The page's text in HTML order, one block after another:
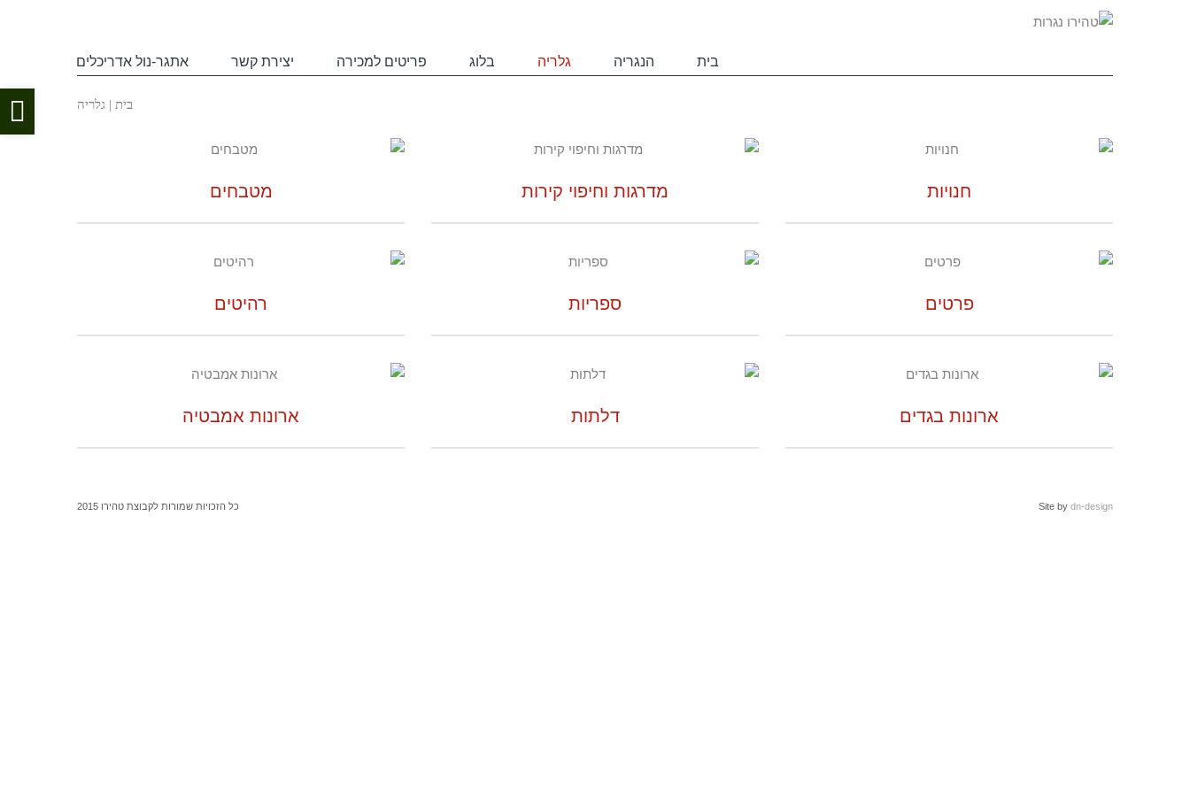
בית הנגריה גלריה בלוג פריטים למכירה יצירת קשר אתגר-נול אדריכלים גלריה
בית | גלריה
חנויות מדרגות וחיפוי קירות מטבחים
פרטים ספריות רהיטים
ארונות בגדים דלתות ארונות אמבטיה
Site by dn-design כל הזכויות שמורות לקבוצת טהירו 2015